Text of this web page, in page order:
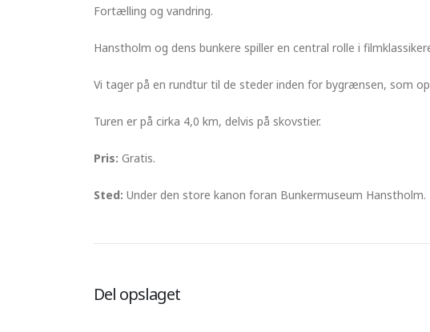
Fortælling og vandring.
Hanstholm og dens bunkere spiller en central rolle i
Vi tager på en rundtur til de steder inden for bygrænsen, som
Turen er på cirka 4,0 km, delvis på skovstier.
Pris: Gratis.
Sted: Under den store kanon foran Bunkermuseum Hanstholm.
Del opslaget